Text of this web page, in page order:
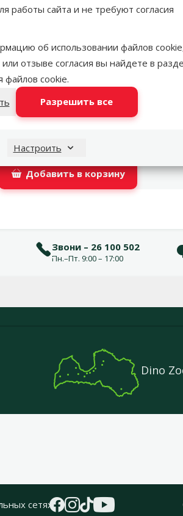
работы сайта и не требуют согласия
об использовании файлов
отзыве согласия вы найдете в
файлов cookie.
Разрешить все
Настроить
Добавить в корзину
Звони – 26 100 502
Пн.–Пт. 9:00 – 17:00
Dino
сетях